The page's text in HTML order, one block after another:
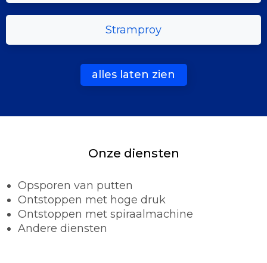
Stramproy
alles laten zien
Onze diensten
Opsporen van putten
Ontstoppen met hoge druk
Ontstoppen met spiraalmachine
Andere diensten